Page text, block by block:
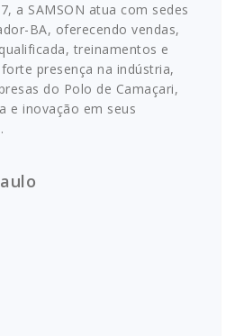
a SAMSON atua com sedes
BA, oferecendo vendas,
treinamentos e
presença na indústria,
do Polo de Camaçari,
e inovação em seus